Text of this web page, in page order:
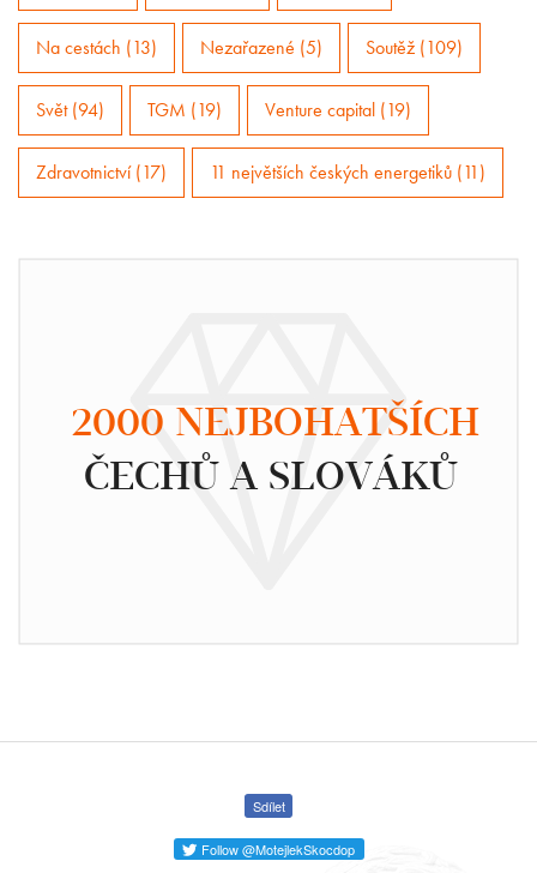
Na cestách (13) Nezařazené (5) Soutěž (109)
Svět (94) TGM (19) Venture capital (19)
Zdravotnictví (17) 11 největších českých energetiků (11)
2000 NEJBOHATŠÍCH
ČECHŮ A SLOVÁKŮ
Sdílet
Follow @MotejlekSkocdop